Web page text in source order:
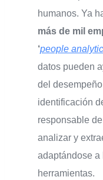
humanos. Ya
más de mil
‘people
datos pueden
del
identificación
responsable
analizar y
adaptándose a
herramientas.